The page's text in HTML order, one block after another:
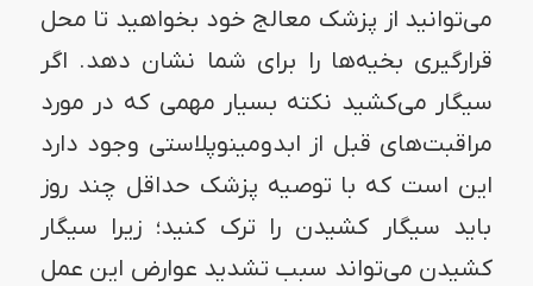
می‌توانید از پزشک معالج خود بخواهید تا محل
قرارگیری بخیه‌ها را برای شما نشان دهد. اگر
سیگار می‌کشید نکته بسیار مهمی که در مورد
مراقبت‌های قبل از ابدومینوپلاستی وجود دارد
این است که با توصیه پزشک حداقل چند روز
باید سیگار کشیدن را ترک کنید؛ زیرا سیگار
کشیدن می‌تواند سبب تشدید عوارض این عمل